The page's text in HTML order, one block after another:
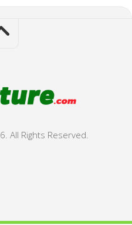
All Rights Reserved.